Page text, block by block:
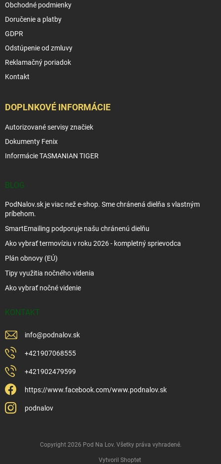
Obchodné podmienky
Doručenie a platby
GDPR
Odstúpenie od zmluvy
Reklamačný poriadok
Kontakt
DOPLNKOVÉ INFORMÁCIE
Autorizované servisy značiek
Dokumenty Fenix
Informácie TASMANIAN TIGER
BLOG
PodNalov.sk je viac než e-shop. Sme chránená dielňa s vlastným
príbehom.
SmartEmailing podporuje našu chránenú dielňu
Ako vybrať termovíziu v roku 2026 - kompletný sprievodca
Plán obnovy (EÚ)
Tipy využitia nočného videnia
Ako vybrať nočné videnie
KONTAKT
info@podnalov.sk
+421907068555
+421902479599
https://www.facebook.com/www.podnalov.sk
podnalov
Vytvoril Shoptet
Copyright 2026 Pod Na Lov. Všetky práva vyhradené.